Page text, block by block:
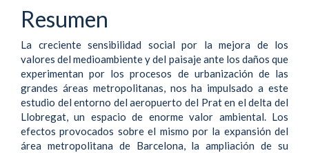
artículo
Resumen
La creciente sensibilidad social por la mejora de los
valores del medioambiente y del paisaje ante los daños que
experimentan por los procesos de urbanización de las
grandes áreas metropolitanas, nos ha impulsado a este
estudio del entorno del aeropuerto del Prat en el delta del
Llobregat, un espacio de enorme valor ambiental. Los
efectos provocados sobre el mismo por la expansión del
área metropolitana de Barcelona, la ampliación de su